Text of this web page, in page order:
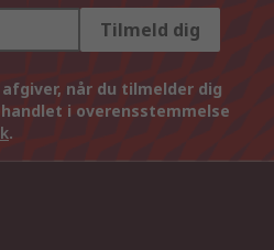
Tilmeld dig
når du tilmelder dig
i overensstemmelse
.